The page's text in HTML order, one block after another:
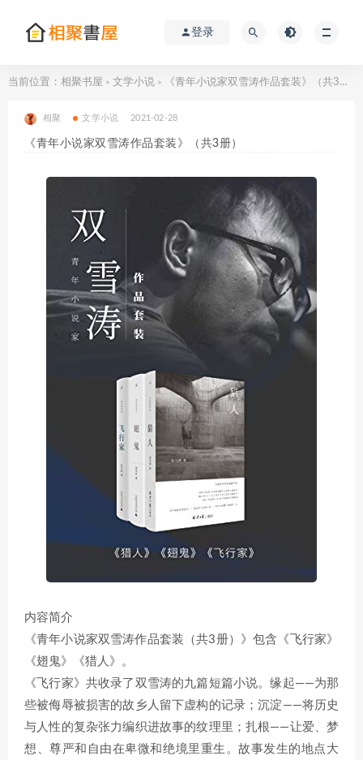
登录
当前位置： 相聚书屋 > 文学小说 > 《青年小说家双雪涛作品套装》（共3册）
相聚 文学小说 2021-02-28
《青年小说家双雪涛作品套装》（共3册）
内容简介
《青年小说家双雪涛作品套装（共3册）》包含《飞行家》
《翅鬼》《猎人》。
《飞行家》共收录了双雪涛的九篇短篇小说。缘起——为那
些被侮辱被损害的故乡人留下虚构的记录；沉淀——将历史
与人性的复杂张力编织进故事的纹理里；扎根——让爱、梦
想、尊严和自由在卑微和绝境里重生。故事发生的地点大